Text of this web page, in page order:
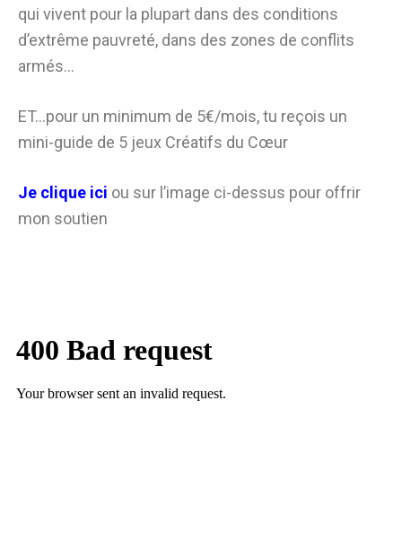
qui vivent pour la plupart dans des conditions
d’extrême pauvreté, dans des zones de conflits
armés…
ET…pour un minimum de 5€/mois, tu reçois un
mini-guide de 5 jeux Créatifs du Cœur
Je clique ici ou sur l’image ci-dessus pour offrir
mon soutien